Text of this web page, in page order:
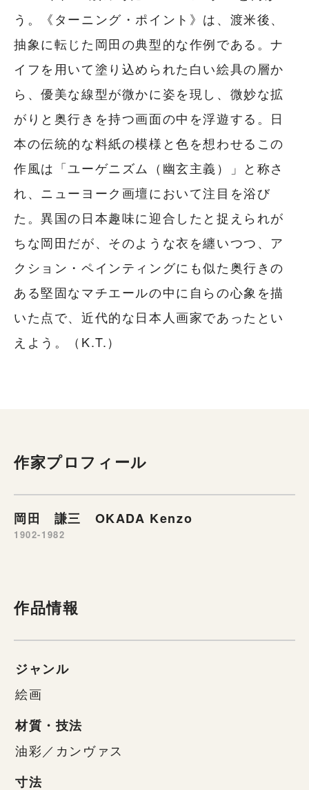
う。《ターニング・ポイント》は、渡米後、
抽象に転じた岡田の典型的な作例である。ナ
イフを用いて塗り込められた白い絵具の層か
ら、優美な線型が微かに姿を現し、微妙な拡
がりと奥行きを持つ画面の中を浮遊する。日
本の伝統的な料紙の模様と色を想わせるこの
作風は「ユーゲニズム（幽玄主義）」と称さ
れ、ニューヨーク画壇において注目を浴び
た。異国の日本趣味に迎合したと捉えられが
ちな岡田だが、そのような衣を纏いつつ、ア
クション・ペインティングにも似た奥行きの
ある堅固なマチエールの中に自らの心象を描
いた点で、近代的な日本人画家であったとい
えよう。（K.T.）
作家プロフィール
岡田 謙三 OKADA Kenzo
1902-1982
作品情報
ジャンル
絵画
材質・技法
油彩／カンヴァス
寸法